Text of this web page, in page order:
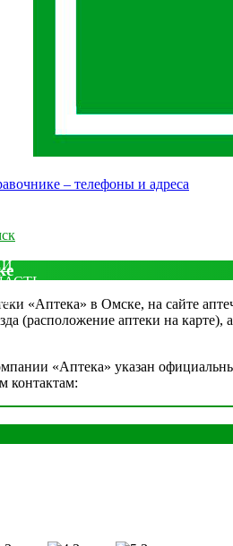
– телефоны и адреса
«Аптека» в Омске, на сайте
(расположение аптеки на
«Аптека» указан
контактам: